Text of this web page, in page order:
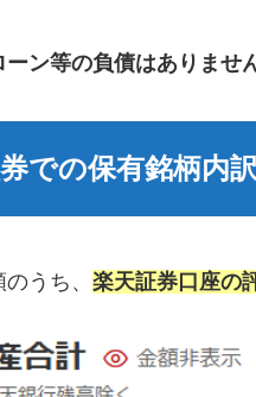
ーン等の負債はありませ
での保有銘柄内訳
うち、 楽天証券口座の